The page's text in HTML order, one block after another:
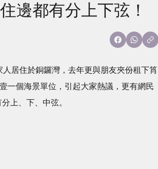
邊都有分上下弦！
居住於銅鑼灣，去年更與朋友夾份租下筲
一個海景單位，引起大家熱議，更有網民
上、下、中弦。